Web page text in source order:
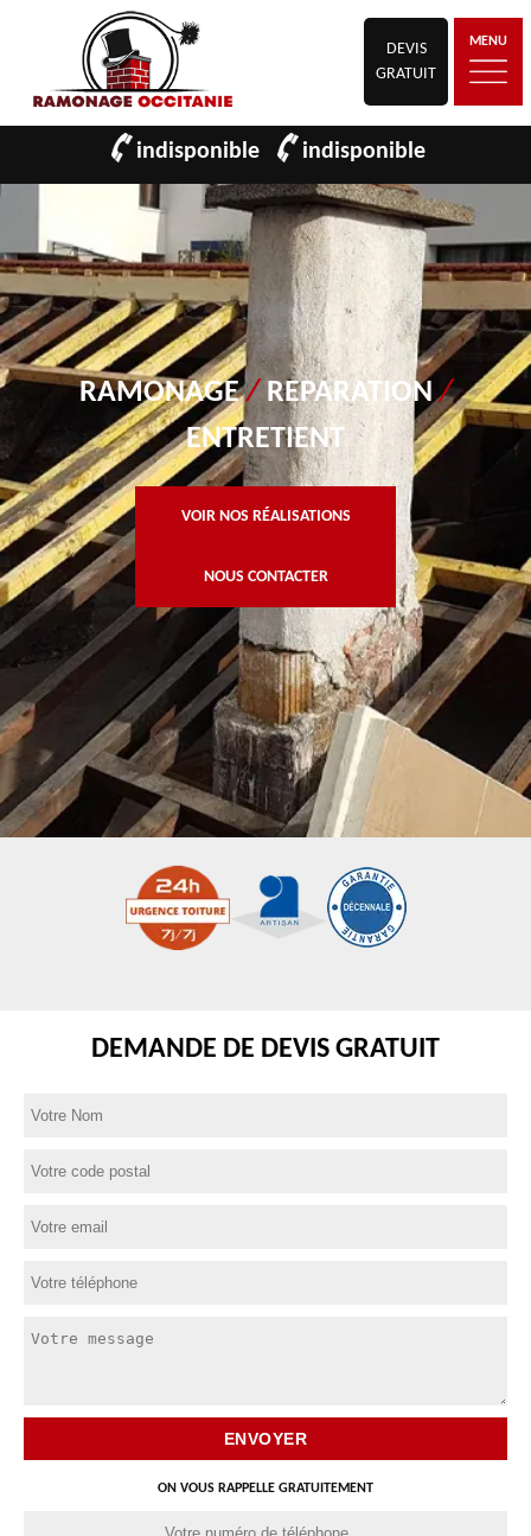
DEVIS
GRATUIT
MENU
indisponible indisponible
RAMONAGE/ REPARATION/
ENTRETIENT
VOIR NOS RÉALISATIONS
NOUS CONTACTER
DEMANDE DE DEVIS GRATUIT
ON VOUS RAPPELLE GRATUITEMENT